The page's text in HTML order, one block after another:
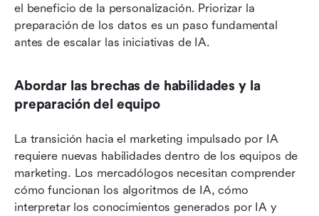
el beneficio de la personalización. Priorizar la
preparación de los datos es un paso fundamental
antes de escalar las iniciativas de IA.
Abordar las brechas de habilidades y la
preparación del equipo
La transición hacia el marketing impulsado por IA
requiere nuevas habilidades dentro de los equipos de
marketing. Los mercadólogos necesitan comprender
cómo funcionan los algoritmos de IA, cómo
interpretar los conocimientos generados por IA y